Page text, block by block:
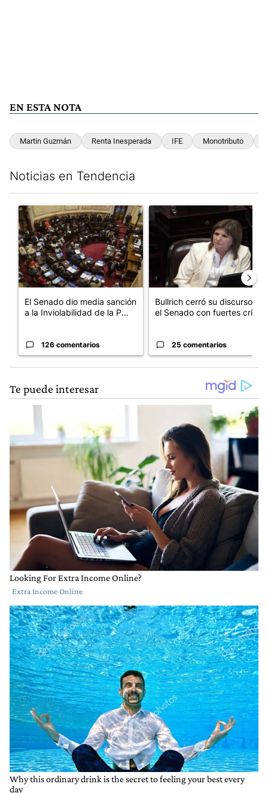
EN ESTA NOTA
Martin Guzmán Renta Inesperada IFE Monotributo
Noticias en Tendencia
Un artículo de tendencia con el título "El Senado dio media
El Senado dio media sanción
a la Inviolabilidad de la P...
126 comentarios
Un artículo de tendencia
Bullrich cerró su discurso en
el Senado con fuertes crí...
25 comentarios